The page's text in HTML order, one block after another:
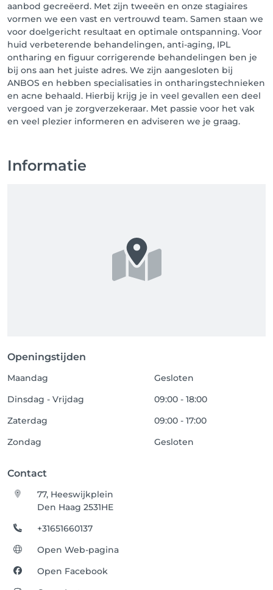
aanbod gecreëerd. Met zijn tweeën en onze stagiaires
vormen we een vast en vertrouwd team. Samen staan we
voor doelgericht resultaat en optimale ontspanning. Voor
huid verbeterende behandelingen, anti-aging, IPL
ontharing en figuur corrigerende behandelingen ben je
bij ons aan het juiste adres. We zijn aangesloten bij
ANBOS en hebben specialisaties in ontharingstechnieken
en acne behaald. Hierbij krijg je in veel gevallen een deel
vergoed van je zorgverzekeraar. Met passie voor het vak
en veel plezier informeren en adviseren we je graag.
Informatie
Openingstijden
Maandag
Gesloten
Dinsdag - Vrijdag
09:00 - 18:00
Zaterdag
09:00 - 17:00
Zondag
Gesloten
Contact
77, Heeswijkplein
Den Haag 2531HE
+31651660137
Open Web-pagina
Open Facebook